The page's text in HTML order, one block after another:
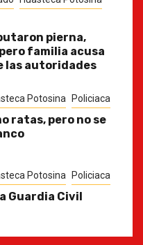
pierna,
familia acusa
las autoridades
Potosina Policiaca
ratas, pero no se
Potosina Policiaca
Guardia Civil